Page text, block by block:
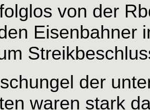
von der
Eisenbahner
der
waren stark